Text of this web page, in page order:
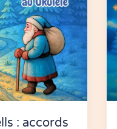
: accords